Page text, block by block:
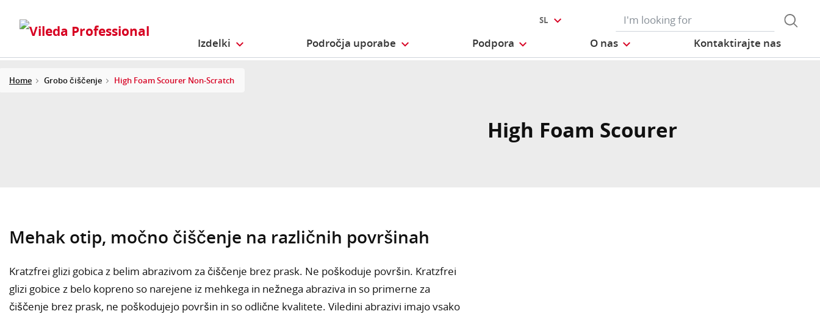
Izdelki Področja uporabe Podpora O nas Kontaktirajte nas
SL
Home Grobo čiščenje High Foam Scourer Non-Scratch
High Foam Scourer
Mehak otip, močno čiščenje na različnih površinah
Kratzfrei glizi gobica z belim abrazivom za čiščenje brez prask. Ne poškoduje površin. Kratzfrei
glizi gobice z belo kopreno so narejene iz mehkega in nežnega abraziva in so primerne za
čiščenje brez prask, ne poškodujejo površin in so odlične kvalitete. Viledini abrazivi imajo vsako